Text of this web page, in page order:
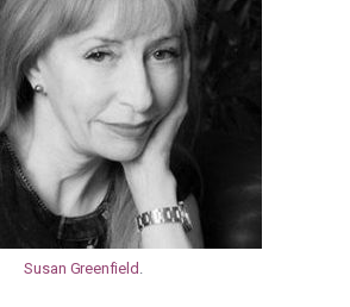
Susan Greenfield .